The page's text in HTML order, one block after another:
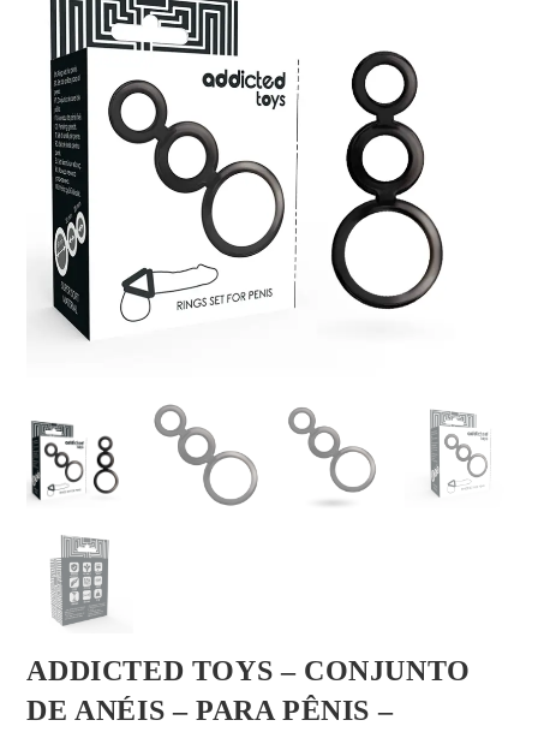
ADDICTED TOYS – CONJUNTO
DE ANÉIS – PARA PÊNIS –